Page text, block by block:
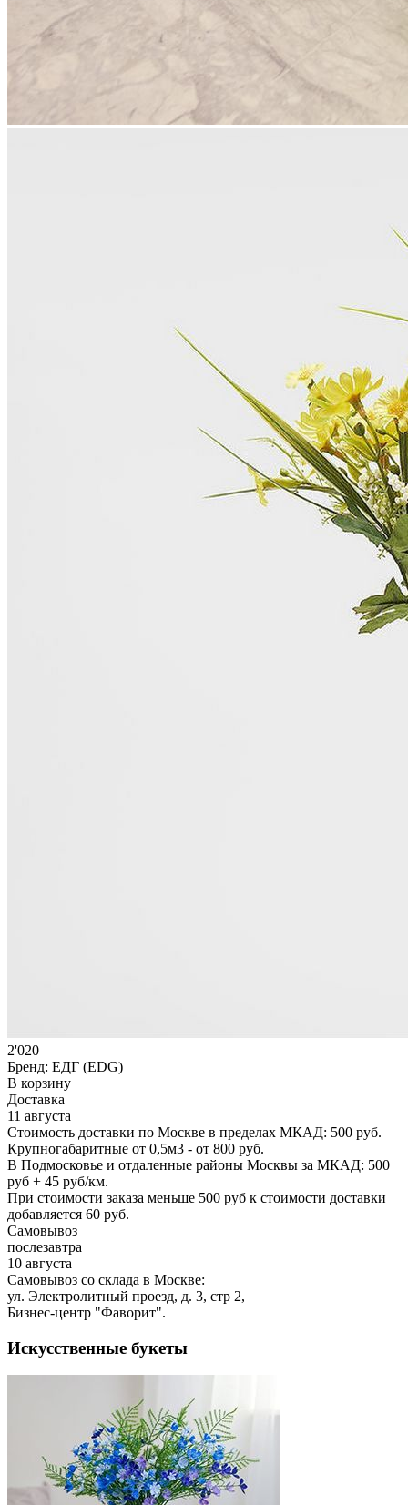
2'020
Бренд: ЕДГ (EDG)
В корзину
Доставка
11 августа
Стоимость доставки по Москве в пределах МКАД: 500 руб.
Крупногабаритные от 0,5м3 - от 800 руб.
В Подмосковье и отдаленные районы Москвы за МКАД: 500
руб + 45 руб/км.
При стоимости заказа меньше 500 руб к стоимости доставки
добавляется 60 руб.
Самовывоз
послезавтра
10 августа
Самовывоз со склада в Москве:
ул. Электролитный проезд, д. 3, стр 2,
Бизнес-центр "Фаворит".
Искусственные букеты